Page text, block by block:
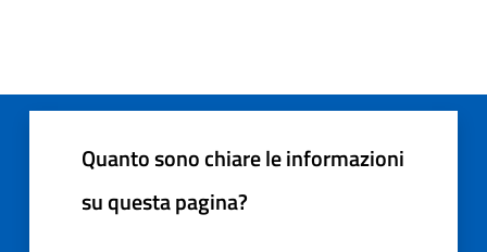
Quanto sono chiare le informazioni
su questa pagina?